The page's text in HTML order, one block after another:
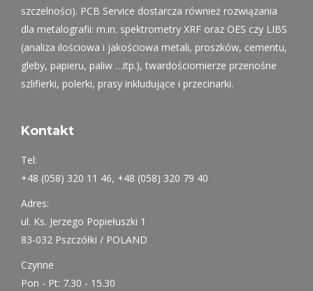
szczelności). PCB Service dostarcza również rozwiązania
dla metalografii: m.in. spektrometry XRF oraz OES czy LIBS
(analiza ilościowa i jakościowa metali, proszków, cementu,
gleby, papieru, paliw …itp.), twardościomierze przenośne
szlifierki, polerki, prasy inkludujące i przecinarki.
Kontakt
Tel:
+48 (058) 320 11 46, +48 (058) 320 79 40
Adres:
ul. Ks. Jerzego Popiełuszki 1
83-032 Pszczółki / POLAND
Czynne
Pon - Pt: 7.30 - 15.30